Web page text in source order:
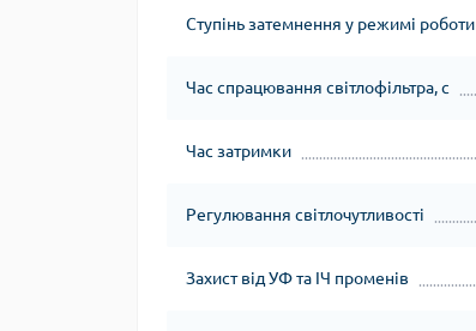
Ступінь затемнення у режимі роботи
Час спрацювання світлофільтра, с
Час затримки
Регулювання світлочутливості
Захист від УФ та ІЧ променів